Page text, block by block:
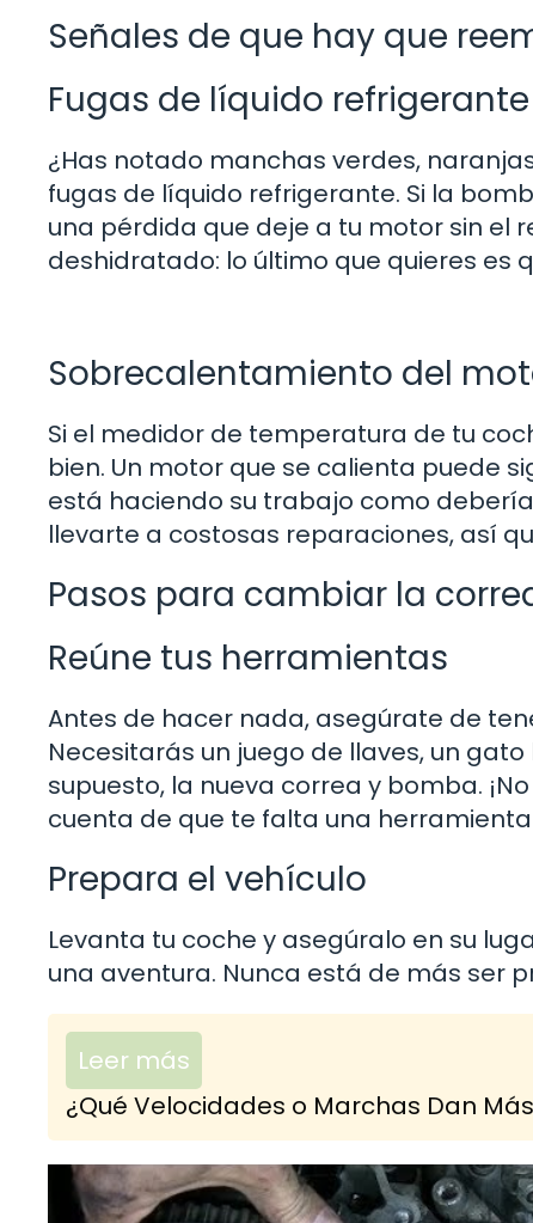
Señales de que hay que
Fugas de líquido refrigerante
¿Has notado manchas verdes,
fugas de líquido refrigerante. Si la
una pérdida que deje a tu motor sin el
deshidratado: lo último que quieres es
Sobrecalentamiento del
Si el medidor de temperatura de tu
bien. Un motor que se calienta puede
está haciendo su trabajo como
llevarte a costosas reparaciones, así
Pasos para cambiar la
Reúne tus herramientas
Antes de hacer nada, asegúrate de
Necesitarás un juego de llaves, un
supuesto, la nueva correa y bomba.
cuenta de que te falta una
Prepara el vehículo
Levanta tu coche y asegúralo en su
una aventura. Nunca está de más ser
Leer más
¿Qué Velocidades o Marchas Dan